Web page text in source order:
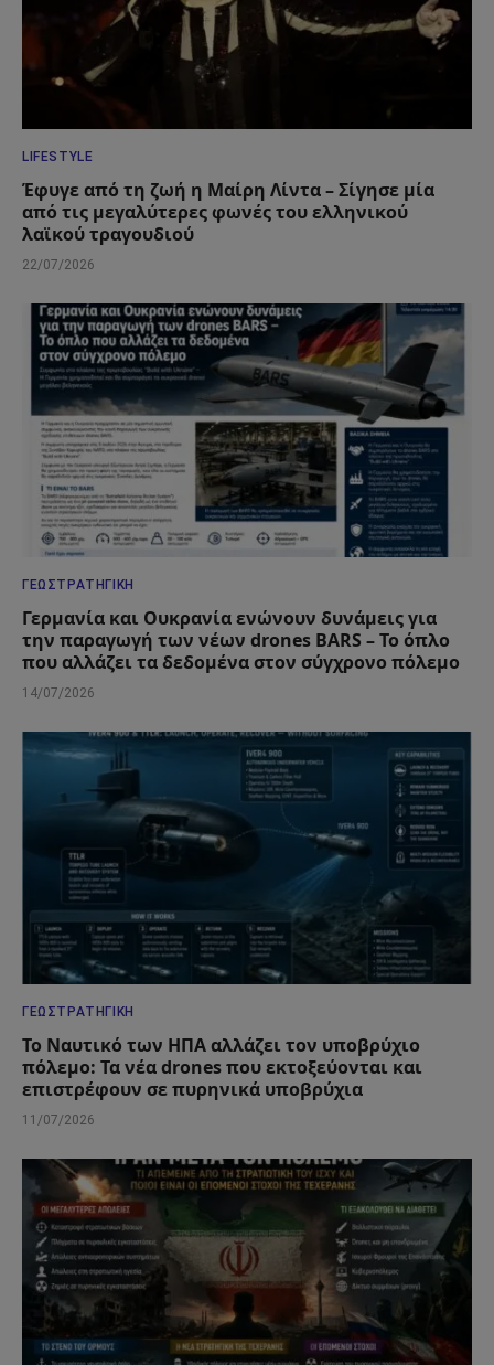
LIFESTYLE
Έφυγε από τη ζωή η Μαίρη Λίντα – Σίγησε μία
από τις μεγαλύτερες φωνές του ελληνικού
λαϊκού τραγουδιού
22/07/2026
ΓΕΩΣΤΡΑΤΗΓΙΚΉ
Γερμανία και Ουκρανία ενώνουν δυνάμεις για
την παραγωγή των νέων drones BARS – Το όπλο
που αλλάζει τα δεδομένα στον σύγχρονο πόλεμο
14/07/2026
ΓΕΩΣΤΡΑΤΗΓΙΚΉ
Το Ναυτικό των ΗΠΑ αλλάζει τον υποβρύχιο
πόλεμο: Τα νέα drones που εκτοξεύονται και
επιστρέφουν σε πυρηνικά υποβρύχια
11/07/2026